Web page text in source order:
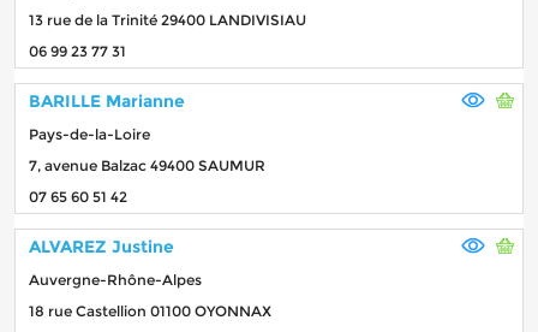
13 rue de la Trinité 29400 LANDIVISIAU
06 99 23 77 31
BARILLE Marianne
Pays-de-la-Loire
7, avenue Balzac 49400 SAUMUR
07 65 60 51 42
ALVAREZ Justine
Auvergne-Rhône-Alpes
18 rue Castellion 01100 OYONNAX